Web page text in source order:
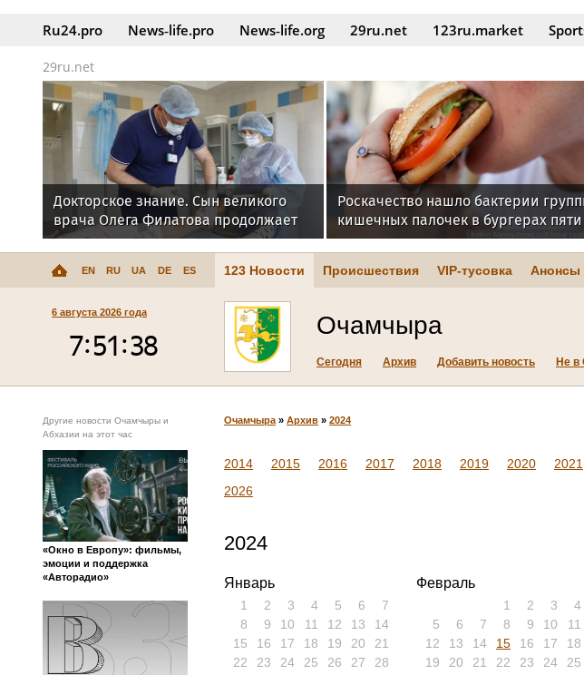
Ru24.pro News‑life.pro News‑life.org 29ru.net 123ru.market
29ru.net
Докторское знание. Сын великого
врача Олега Филатова продолжает
его дело
Роскачество нашло бактерии
кишечных палочек в бургерах пяти
компаний
EN RU UA DE ES 123 Новости Происшествия VIP-тусовка Анонсы
6 августа 2026 года Очамчыра
Сегодня Архив Добавить новость Не в
Другие новости Очамчыры и
Абхазии на этот час
«Окно в Европу»: фильмы,
эмоции и поддержка
«Авторадио»
Очамчыра » Архив » 2024
2014 2015 2016 2017 2018 2019 2020 2021
2026
2024
Январь
1 2 3 4 5 6
7
8
9 10 11 12 13
14
15
16 17 18 19 20
21
22
23 24 25 26 27
28
Февраль
1 2 3
4
5
6 7 8 9 10
11
12
13 14 15 16 17
18
19
20 21 22 23 24
25